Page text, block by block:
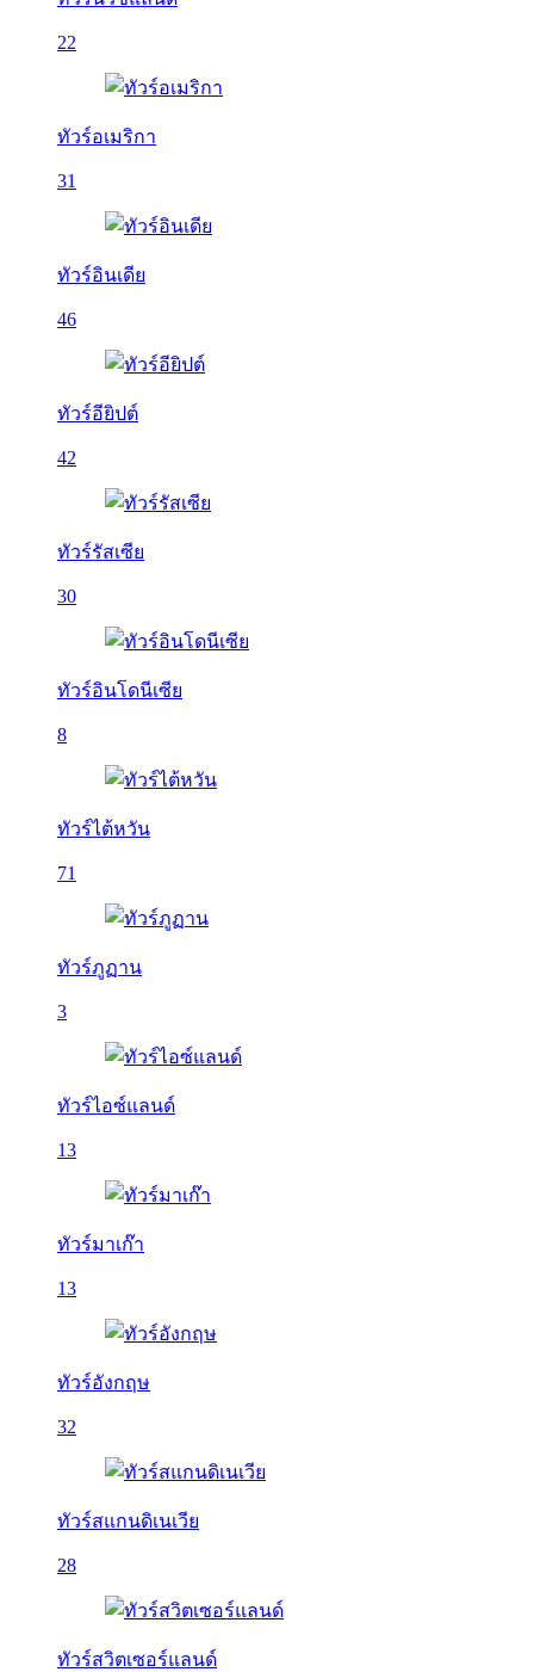
22
ทัวร์อเมริกา
31
ทัวร์อินเดีย
46
ทัวร์อียิปต์
42
ทัวร์รัสเซีย
30
ทัวร์อินโดนีเซีย
8
ทัวร์ไต้หวัน
71
ทัวร์ภูฏาน
3
ทัวร์ไอซ์แลนด์
13
ทัวร์มาเก๊า
13
ทัวร์อังกฤษ
32
ทัวร์สแกนดิเนเวีย
28
ทัวร์สวิตเซอร์แลนด์